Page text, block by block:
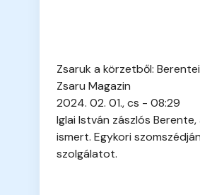
Zsaruk a körzetből:
Zsaru Magazin
2024. 02. 01., cs - 08:29
Iglai István zászlós
ismert. Egykori
szolgálatot.